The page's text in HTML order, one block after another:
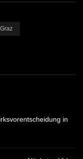
Graz
in